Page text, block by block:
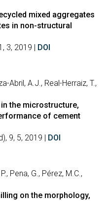
mixed aggregates
in non-structural
3, 2019 | DOI
Abril, A.J., Real-Herraiz, T.,
the microstructure,
of cement
9, 5, 2019 | DOI
Pena, G., Pérez, M.C.,
on the morphology,